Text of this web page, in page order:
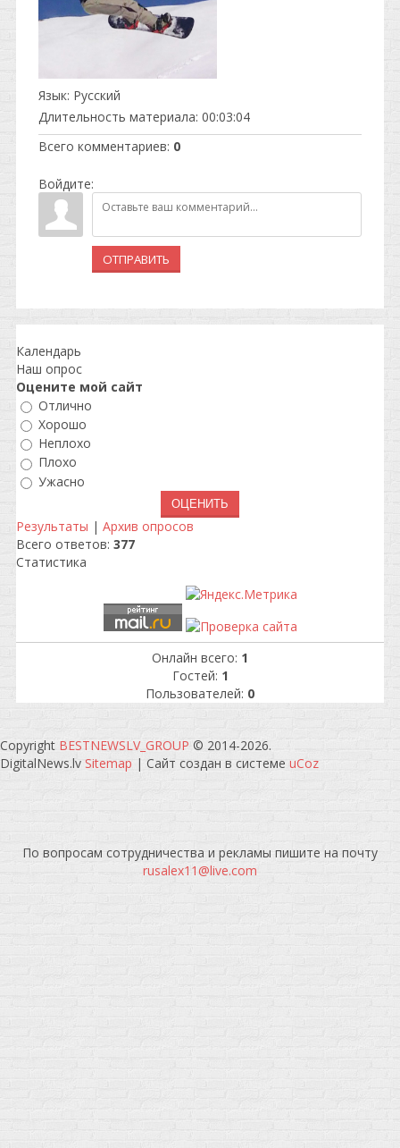
Язык: Русский
Длительность материала: 00:03:04
Всего комментариев: 0
Войдите:
ОТПРАВИТЬ
Календарь
Наш опрос
Оцените мой сайт
Отлично
Хорошо
Неплохо
Плохо
Ужасно
Результаты | Архив опросов
Всего ответов: 377
Статистика
Онлайн всего: 1
Гостей: 1
Пользователей: 0
Copyright BESTNEWSLV_GROUP © 2014-2026.
DigitalNews.lv Sitemap | Сайт создан в системе uCoz
По вопросам сотрудничества и рекламы пишите на почту
rusalex11@live.com